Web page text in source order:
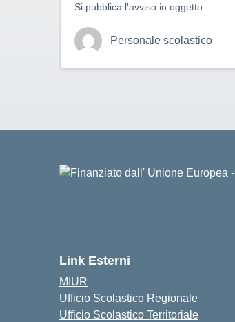
Si pubblica l'avviso in oggetto.
Personale scolastico
Link Esterni
MIUR
Ufficio Scolastico Regionale
Ufficio Scolastico Territoriale